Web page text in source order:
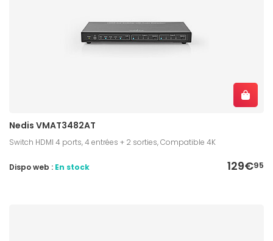
Nedis VMAT3482AT
Switch HDMI 4 ports, 4 entrées + 2 sorties, Compatible 4K
129€95
Dispo web : En stock